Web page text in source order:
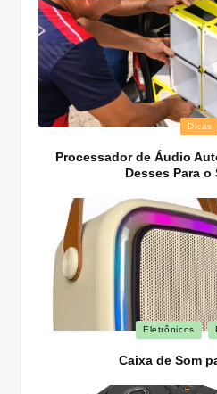
Posted
Dicas
Processador de Áudio
Desses Para o
Posted
Eletrônicos
Caixa de Som